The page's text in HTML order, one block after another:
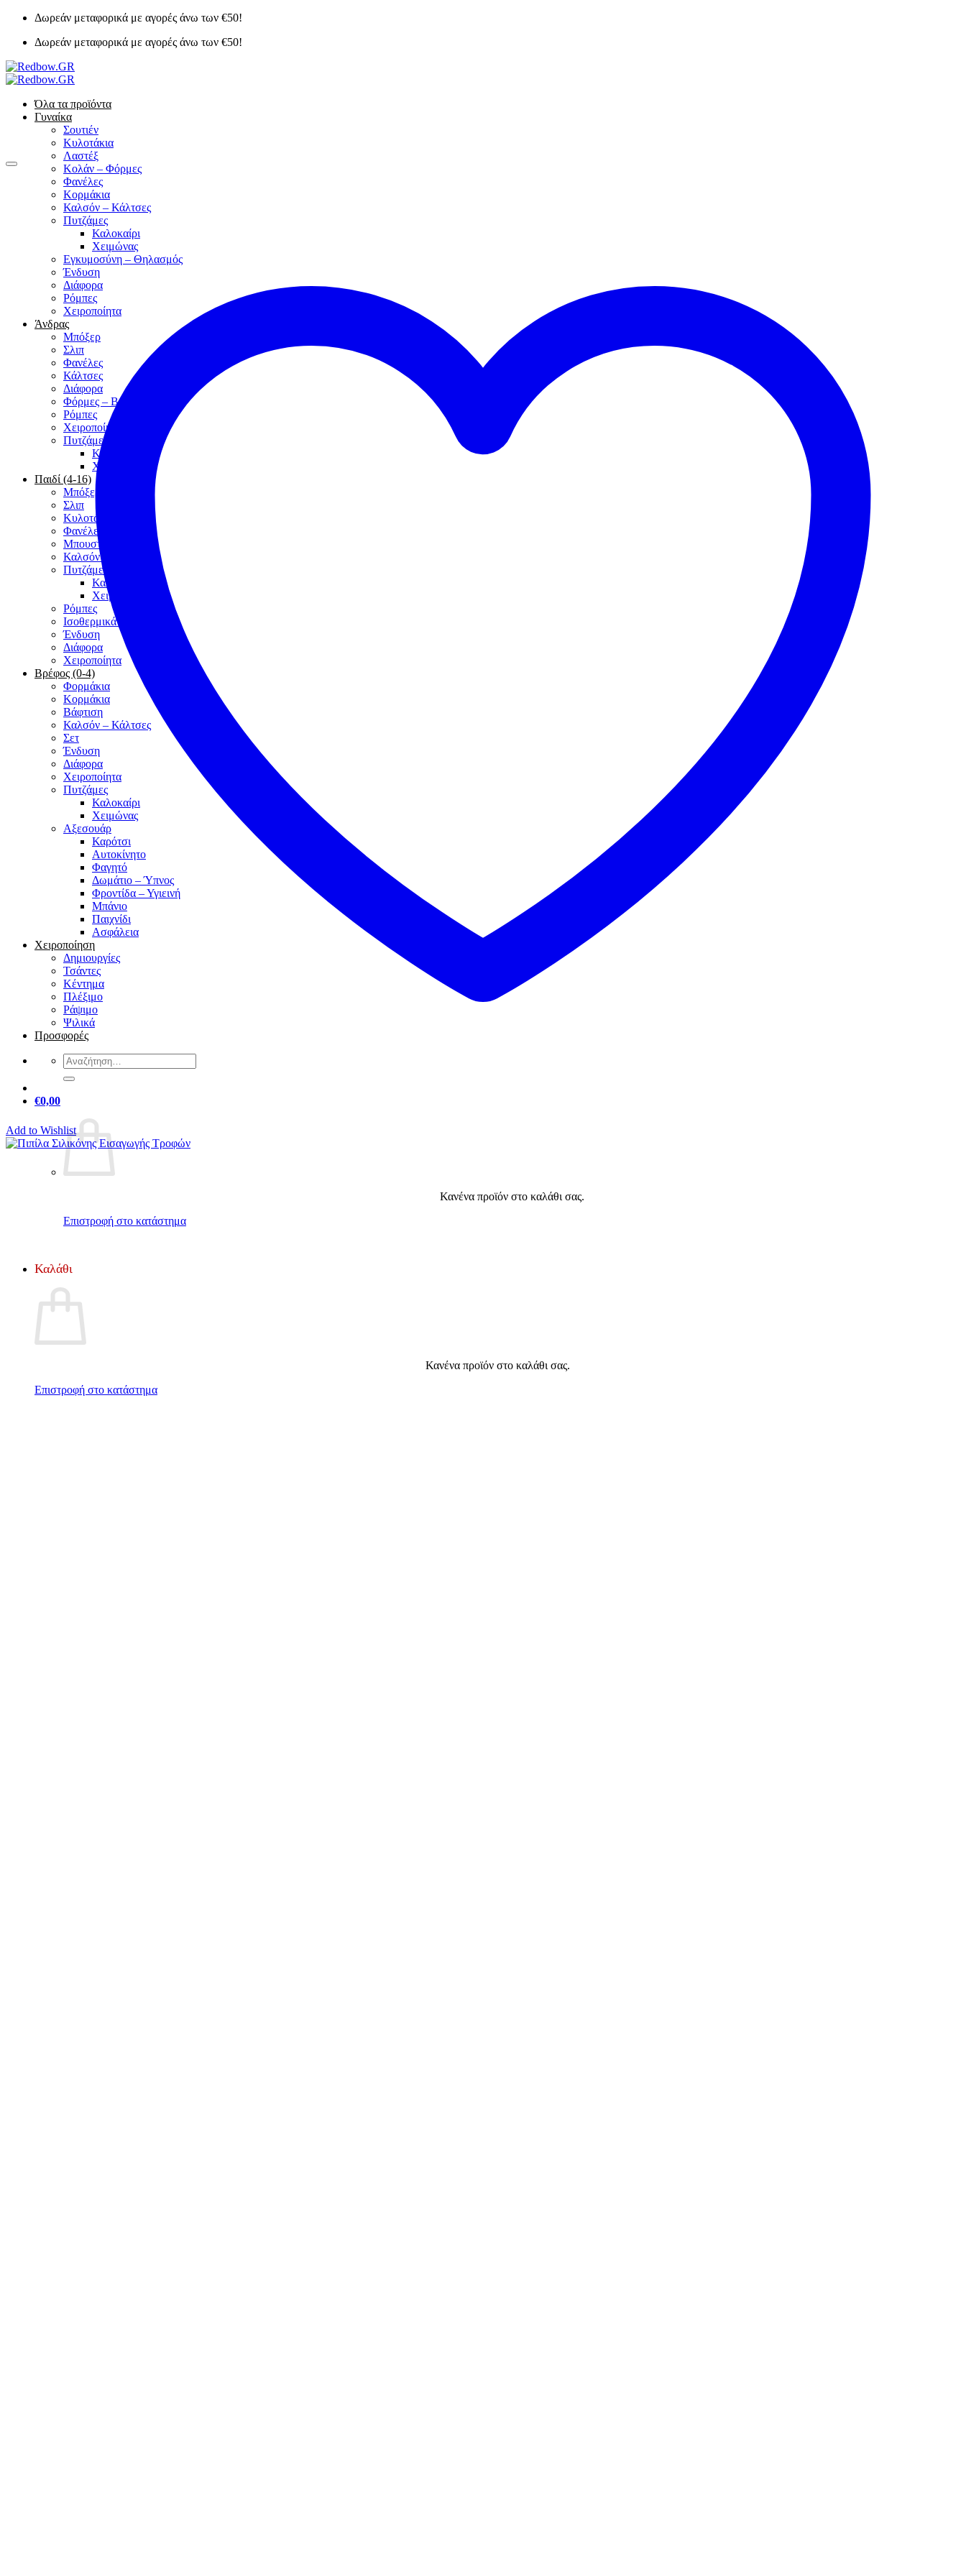
Μετάβαση
περιεχόμενο
Δωρεάν μεταφορικά με αγορές άνω των €50!
Δωρεάν μεταφορικά με αγορές άνω των €50!
Όλα τα προϊόντα
Γυναίκα
Σουτιέν
Κυλοτάκια
Λαστέξ
Κολάν – Φόρμες
Φανέλες
Κορμάκια
Καλσόν – Κάλτσες
Πυτζάμες
Καλοκαίρι
Χειμώνας
Εγκυμοσύνη – Θηλασμός
Ένδυση
Διάφορα
Ρόμπες
Χειροποίητα
Άνδρας
Μπόξερ
Σλιπ
Φανέλες
Κάλτσες
Διάφορα
Φόρμες – Βερμούδες
Ρόμπες
Χειροποίητα
Πυτζάμες
Καλοκαίρι
Χειμώνας
Παιδί (4-16)
Μπόξερ
Σλιπ
Κυλοτάκια
Φανέλες
Μπουστάκια
Καλσόν – Κάλτσες
Πυτζάμες
Καλοκαίρι
Χειμώνας
Ρόμπες
Ισοθερμικά / Μάλλινα
Ένδυση
Διάφορα
Χειροποίητα
Βρέφος (0-4)
Φορμάκια
Κορμάκια
Βάφτιση
Καλσόν – Κάλτσες
Σετ
Ένδυση
Διάφορα
Χειροποίητα
Πυτζάμες
Καλοκαίρι
Χειμώνας
Αξεσουάρ
Καρότσι
Αυτοκίνητο
Φαγητό
Δωμάτιο – Ύπνος
Φροντίδα – Υγιεινή
Μπάνιο
Παιχνίδι
Ασφάλεια
Χειροποίηση
Δημιουργίες
Τσάντες
Κέντημα
Πλέξιμο
Ράψιμο
Ψιλικά
Προσφορές
Αναζήτηση
για:
€0,00
Κανένα προϊόν στο καλάθι σας.
Επιστροφή στο κατάστημα
Καλάθι
Κανένα προϊόν στο καλάθι σας.
Επιστροφή στο κατάστημα
Add to Wishlist